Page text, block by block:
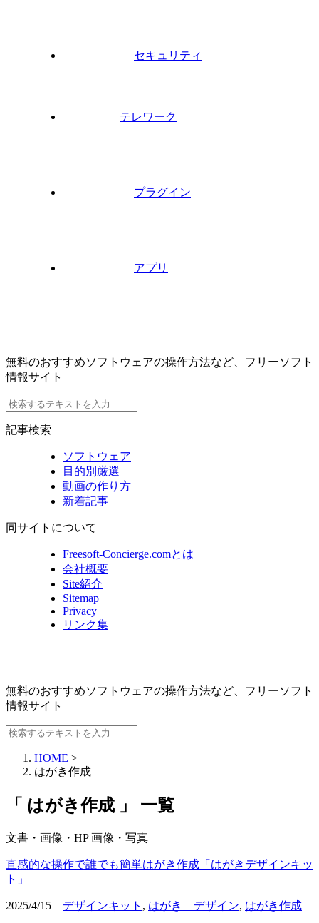
セキュリティ
テレワーク
プラグイン
アプリ
無料のおすすめソフトウェアの操作方法など、フリーソフト
情報サイト
記事検索
ソフトウェア
目的別厳選
動画の作り方
新着記事
同サイトについて
Freesoft-Concierge.comとは
会社概要
Site紹介
Sitemap
Privacy
リンク集
無料のおすすめソフトウェアの操作方法など、 フリーソフト
情報サイト
HOME >
はがき作成
「 はがき作成 」 一覧
文書・画像・HP 画像・写真
直感的な操作で誰でも簡単はがき作成「はがきデザインキッ
ト」
2025/4/15 デザインキット , はがき デザイン, はがき作成